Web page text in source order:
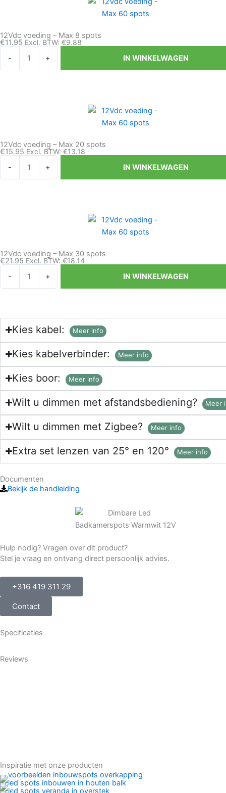
12Vdc voeding – Max 8 spots
€11.95 Excl. BTW: €9.88
- + IN WINKELWAGEN
12Vdc voeding – Max 20 spots
€15.95 Excl. BTW: €13.18
- + IN WINKELWAGEN
12Vdc voeding – Max 30 spots
€21.95 Excl. BTW: €18.14
-
30
spots
aantal
+ IN WINKELWAGEN
Kies kabel: Meer info
Kies kabelverbinder: Meer info
Kies boor: Meer info
Wilt u dimmen met afstandsbediening? Meer
Wilt u dimmen met Zigbee? Meer info
Extra set lenzen van 25° en 120° Meer info
Documenten
Bekijk de handleiding
Hulp nodig? Vragen over dit product?
Stel je vraag en ontvang direct persoonlijk advies.
+316 419 311 29
Contact
Specificaties
Reviews
Inspiratie met onze producten